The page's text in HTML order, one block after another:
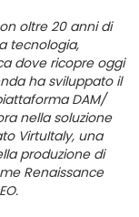
oltre 20 anni di
tecnologia,
dove ricopre oggi
ha sviluppato il
DAM/
nella soluzione
VirtuItaly, una
produzione di
Renaissance